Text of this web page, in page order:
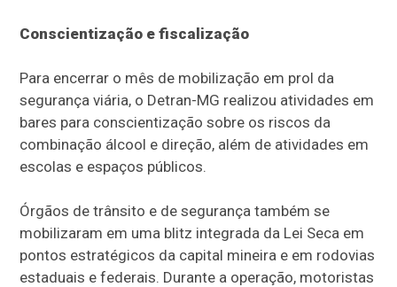
Conscientização e fiscalização
Para encerrar o mês de mobilização em prol da
segurança viária, o Detran-MG realizou atividades em
bares para conscientização sobre os riscos da
combinação álcool e direção, além de atividades em
escolas e espaços públicos.
Órgãos de trânsito e de segurança também se
mobilizaram em uma blitz integrada da Lei Seca em
pontos estratégicos da capital mineira e em rodovias
estaduais e federais. Durante a operação, motoristas